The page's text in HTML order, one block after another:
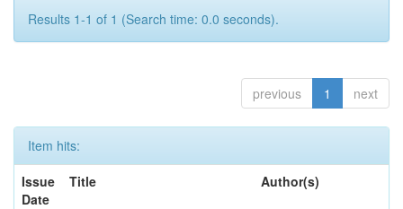
Results 1-1 of 1 (Search time: 0.0 seconds).
previous 1 next
Item hits:
Issue
Date
Title Author(s)